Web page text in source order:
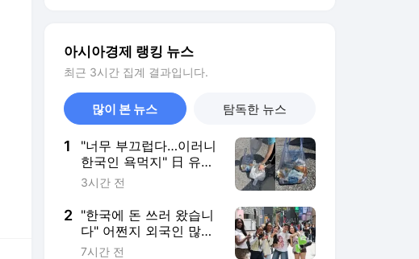
아시아경제 랭킹 뉴스
최근 3시간 집계 결과입니다.
많이 본 뉴스 탐독한 뉴스
1
"너무 부끄럽다…이러니
한국인 욕먹지" 日 유명
관광지서 발견된 쓰레기
3시간 전
2 "한국에 돈 쓰러 왔습니
다" 어쩐지 외국인 많더
라…몰려오는 관광객에
7시간 전